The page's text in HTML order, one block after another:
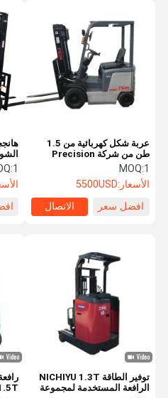
منزل
عربة شكل كهربائية من 1.5
طن من شركة Precision
الباردة
MOQ:1
الأسعار:5500USD
افضل سعر
الاتصال
على
1
توفير الطاقة NICHIYU 1.3T
الرافعة المستخدمة لمجموعة